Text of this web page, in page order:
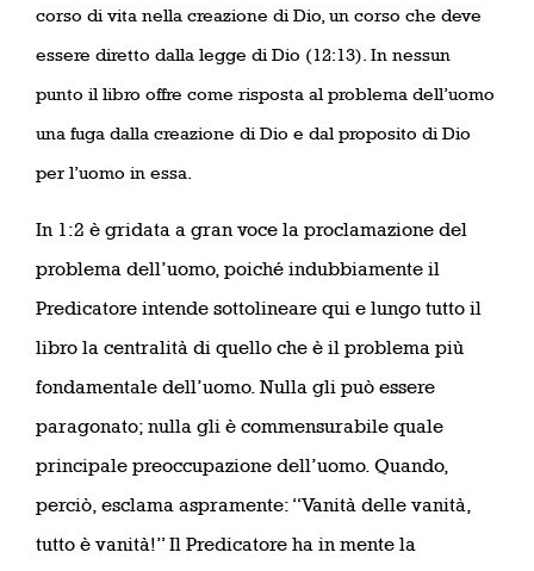
corso di vita nella creazione di Dio, un corso che deve
essere diretto dalla legge di Dio (12:13). In nessun
punto il libro offre come risposta al problema dell’uomo
una fuga dalla creazione di Dio e dal proposito di Dio
per l’uomo in essa.
In 1:2 è gridata a gran voce la proclamazione del
problema dell’uomo, poiché indubbiamente il
Predicatore intende sottolineare qui e lungo tutto il
libro la centralità di quello che è il problema più
fondamentale dell’uomo. Nulla gli può essere
paragonato; nulla gli è commensurabile quale
principale preoccupazione dell’uomo. Quando,
perciò, esclama aspramente: “Vanità delle vanità,
tutto è vanità!” Il Predicatore ha in mente la